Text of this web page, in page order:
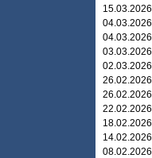
15.03.2026
04.03.2026
04.03.2026
03.03.2026
02.03.2026
26.02.2026
26.02.2026
22.02.2026
18.02.2026
14.02.2026
08.02.2026